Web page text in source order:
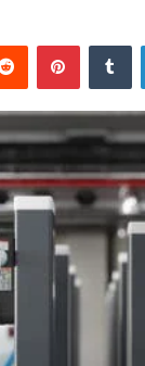
لينكدإن بينتيريست